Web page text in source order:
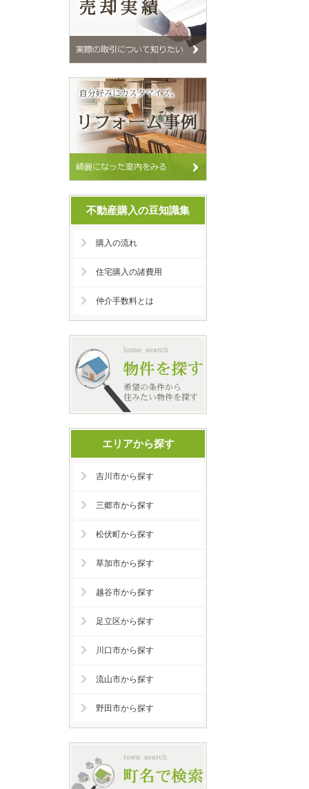
不動産購入の豆知識集
購入の流れ
住宅購入の諸費用
仲介手数料とは
エリアから探す
吉川市から探す
三郷市から探す
松伏町から探す
草加市から探す
越谷市から探す
足立区から探す
川口市から探す
流山市から探す
野田市から探す